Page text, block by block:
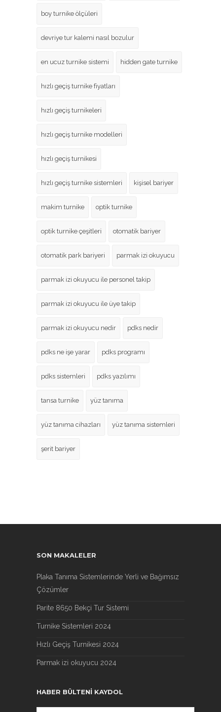
boy turnike ölçüleri
devriye tur kalemi nasıl bozulur
en ucuz turnike sistemi hidden gate turnike
hızlı geçiş turnike fiyatları
hızlı geçiş turnikeleri
hızlı geçiş turnike modelleri
hızlı geçiş turnikesi
hızlı geçiş turnike sistemleri kişisel bariyer
makim turnike optik turnike
optik turnike çeşitleri otomatik bariyer
otomatik park bariyeri parmak izi okuyucu
parmak izi okuyucu ile personel takip
parmak izi okuyucu ile üye takip
parmak izi okuyucu nedir pdks nedir
pdks ne işe yarar pdks programı
pdks sistemleri pdks yazılımı
tansa turnike yüz tanıma
yüz tanıma cihazları yüz tanıma sistemleri
şerit bariyer
SON MAKALELER
Plaka Tanıma Sistemlerinde Yerli ve Bağımsız
Çözümler
Parite 8650 Bekçi Tur Sistemi
Turnike Sistemleri 2024
Hızlı Geçiş Turnikesi 2024
Parmak izi okuyucu 2024
HABER BÜLTENI KAYDOL